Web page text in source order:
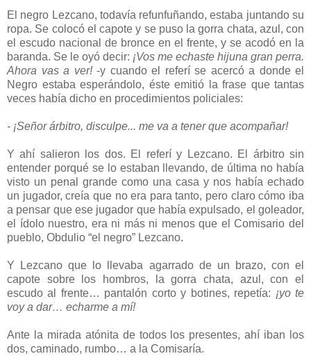
El negro Lezcano, todavía refunfuñando, estaba juntando su
ropa. Se colocó el capote y se puso la gorra chata, azul, con
el escudo nacional de bronce en el frente, y se acodó en la
baranda. Se le oyó decir: ¡Vos me echaste hijuna gran perra.
Ahora vas a ver!-y cuando el referí se acercó a donde el
Negro estaba esperándolo, éste emitió la frase que tantas
veces había dicho en procedimientos policiales:
- ¡Señor árbitro, disculpe... me va a tener que acompañar!
Y ahí salieron los dos. El referí y Lezcano. El árbitro sin
entender porqué se lo estaban llevando, de última no había
visto un penal grande como una casa y nos había echado
un jugador, creía que no era para tanto, pero claro cómo iba
a pensar que ese jugador que había expulsado, el goleador,
el ídolo nuestro, era ni más ni menos que el Comisario del
pueblo, Obdulio “el negro” Lezcano.
Y Lezcano que lo llevaba agarrado de un brazo, con el
capote sobre los hombros, la gorra chata, azul, con el
escudo al frente… pantalón corto y botines, repetía: ¡yo te
voy a dar… echarme a mí!
Ante la mirada atónita de todos los presentes, ahí iban los
dos, caminado, rumbo… a la Comisaría.